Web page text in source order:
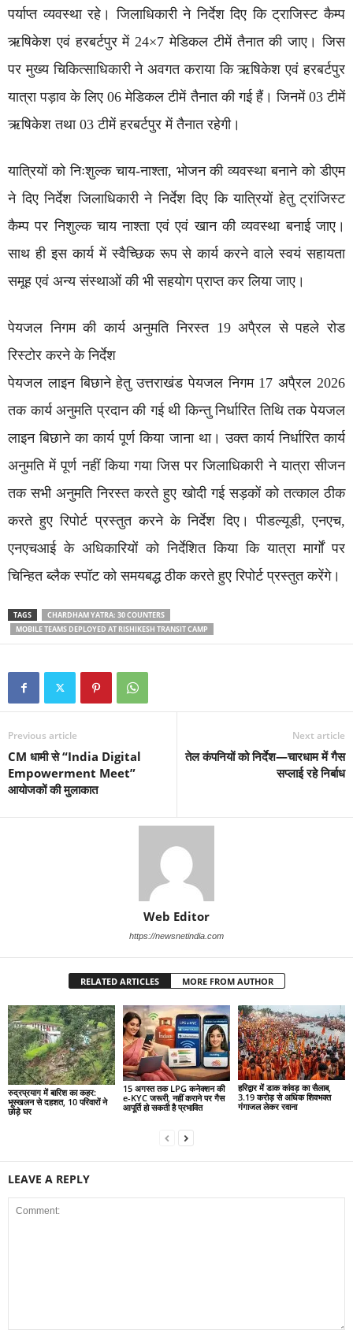
पर्याप्त व्यवस्था रहे। जिलाधिकारी ने निर्देश दिए कि ट्राजिस्ट कैम्प
ऋषिकेश एवं हरबर्टपुर में 24×7 मेडिकल टीमें तैनात की जाए। जिस
पर मुख्य चिकित्साधिकारी ने अवगत कराया कि ऋषिकेश एवं हरबर्टपुर
यात्रा पड़ाव के लिए 06 मेडिकल टीमें तैनात की गई हैं। जिनमें 03 टीमें
ऋषिकेश तथा 03 टीमें हरबर्टपुर में तैनात रहेगी।
यात्रियों को निःशुल्क चाय-नाश्ता, भोजन की व्यवस्था बनाने को डीएम
ने दिए निर्देश जिलाधिकारी ने निर्देश दिए कि यात्रियों हेतु ट्रांजिस्ट
कैम्प पर निशुल्क चाय नाश्ता एवं एवं खान की व्यवस्था बनाई जाए।
साथ ही इस कार्य में स्वैच्छिक रूप से कार्य करने वाले स्वयं सहायता
समूह एवं अन्य संस्थाओं की भी सहयोग प्राप्त कर लिया जाए।
पेयजल निगम की कार्य अनुमति निरस्त 19 अपै्रल से पहले रोड
रिस्टोर करने के निर्देश
पेयजल लाइन बिछाने हेतु उत्तराखंड पेयजल निगम 17 अपै्रल 2026
तक कार्य अनुमति प्रदान की गई थी किन्तु निर्धारित तिथि तक पेयजल
लाइन बिछाने का कार्य पूर्ण किया जाना था। उक्त कार्य निर्धारित कार्य
अनुमति में पूर्ण नहीं किया गया जिस पर जिलाधिकारी ने यात्रा सीजन
तक सभी अनुमति निरस्त करते हुए खोदी गई सड़कों को तत्काल ठीक
करते हुए रिपोर्ट प्रस्तुत करने के निर्देश दिए। पीडल्यूडी, एनएच,
एनएचआई के अधिकारियों को निर्देशित किया कि यात्रा मार्गों पर
चिन्हित ब्लैक स्पॉट को समयबद्ध ठीक करते हुए रिपोर्ट प्रस्तुत करेंगे।
TAGS
CHARDHAM YATRA: 30 COUNTERS
MOBILE TEAMS DEPLOYED AT RISHIKESH TRANSIT CAMP
Previous article
CM धामी से “India Digital
Empowerment Meet”
आयोजकों की मुलाकात
Next article
तेल कंपनियों को निर्देश—चारधाम में गैस
सप्लाई रहे निर्बाध
Web Editor
https://newsnetindia.com
RELATED ARTICLES MORE FROM AUTHOR
रुद्रप्रयाग में बारिश का कहर:
भूस्खलन से दहशत, 10 परिवारों ने
छोड़े घर
15 अगस्त तक LPG कनेक्शन की
e-KYC जरूरी, नहीं कराने पर गैस
आपूर्ति हो सकती है प्रभावित
हरिद्वार में डाक कांवड़ का सैलाब,
3.19 करोड़ से अधिक शिवभक्त
गंगाजल लेकर रवाना
LEAVE A REPLY